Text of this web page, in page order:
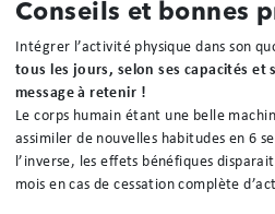
Conseils et bonnes
Intégrer l’activité physique dans son
tous les jours, selon ses capacités et
message à retenir !
Le corps humain étant une belle
assimiler de nouvelles habitudes en 6
l’inverse, les effets bénéfiques
mois en cas de cessation complète